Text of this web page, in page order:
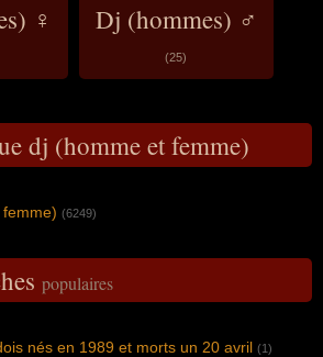
♀ Dj (hommes) ♂
(25)
dj (homme et femme)
(6249)
populaires
nés en 1989 et morts un 20 avril (1)